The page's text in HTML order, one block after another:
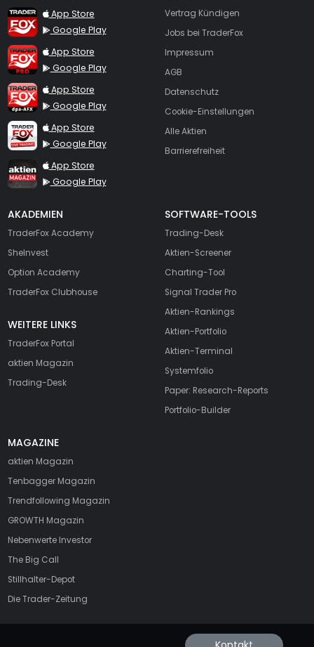
TraderFox App
App Store
Google Play
TraderFox Pro
App Store
Google Play
TraderFox dpa-AFX ProFeed
App Store
Google Play
TraderFox Live Trading
App Store
Google Play
TraderFox aktien Magazin
App Store
Google Play
Vertrag Kündigen
Jobs bei TraderFox
Impressum
AGB
Datenschutz
Cookie-Einstellungen
Alle Aktien
Barrierefreiheit
AKADEMIEN
TraderFox Academy
SheInvest
Option Academy
TraderFox Clubhouse
WEITERE LINKS
TraderFox Portal
aktien Magazin
Trading-Desk
SOFTWARE-TOOLS
Trading-Desk
Aktien-Screener
Charting-Tool
Signal Trader Pro
Aktien-Rankings
Aktien-Portfolio
Aktien-Terminal
Systemfolio
Paper: Research-Reports
Portfolio-Builder
MAGAZINE
aktien Magazin
Tenbagger Magazin
Trendfollowing Magazin
GROWTH Magazin
Nebenwerte Investor
The Big Call
Stillhalter-Depot
Die Trader-Zeitung